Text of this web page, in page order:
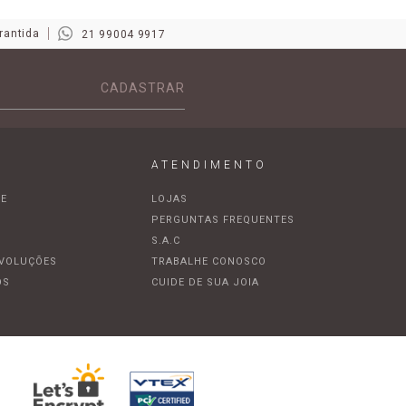
21 99004 9917
CADASTRAR
ATENDIMENTO
LOJAS
PERGUNTAS FREQUENTES
S.A.C
TRABALHE CONOSCO
CUIDE DE SUA JOIA